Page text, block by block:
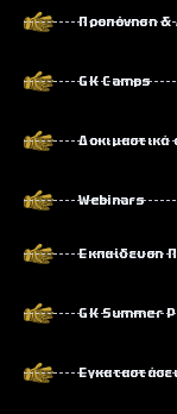
Προπόνηση &
GK Camps
Δοκιμαστικά
Webinars
Εκπαίδευση
GK Summer